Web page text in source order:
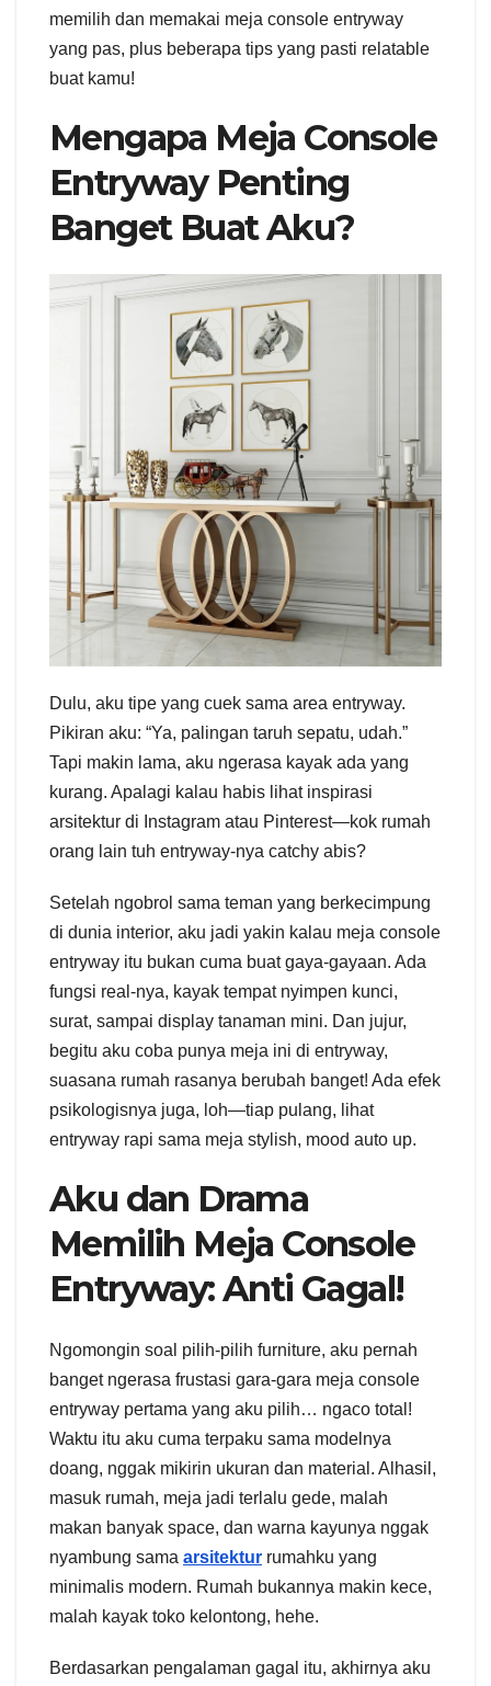
memilih dan memakai meja console entryway
yang pas, plus beberapa tips yang pasti relatable
buat kamu!
Mengapa Meja Console
Entryway Penting
Banget Buat Aku?
Dulu, aku tipe yang cuek sama area entryway.
Pikiran aku: “Ya, palingan taruh sepatu, udah.”
Tapi makin lama, aku ngerasa kayak ada yang
kurang. Apalagi kalau habis lihat inspirasi
arsitektur di Instagram atau Pinterest—kok rumah
orang lain tuh entryway-nya catchy abis?
Setelah ngobrol sama teman yang berkecimpung
di dunia interior, aku jadi yakin kalau meja console
entryway itu bukan cuma buat gaya-gayaan. Ada
fungsi real-nya, kayak tempat nyimpen kunci,
surat, sampai display tanaman mini. Dan jujur,
begitu aku coba punya meja ini di entryway,
suasana rumah rasanya berubah banget! Ada efek
psikologisnya juga, loh—tiap pulang, lihat
entryway rapi sama meja stylish, mood auto up.
Aku dan Drama
Memilih Meja Console
Entryway: Anti Gagal!
Ngomongin soal pilih-pilih furniture, aku pernah
banget ngerasa frustasi gara-gara meja console
entryway pertama yang aku pilih… ngaco total!
Waktu itu aku cuma terpaku sama modelnya
doang, nggak mikirin ukuran dan material. Alhasil,
masuk rumah, meja jadi terlalu gede, malah
makan banyak space, dan warna kayunya nggak
nyambung sama arsitektur rumahku yang
minimalis modern. Rumah bukannya makin kece,
malah kayak toko kelontong, hehe.
Berdasarkan pengalaman gagal itu, akhirnya aku